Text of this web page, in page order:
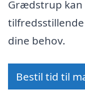
Grædstrup
dine behov.
Bestil tid til